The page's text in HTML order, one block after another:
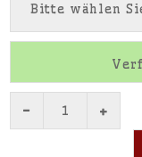
Bitte wählen
- +